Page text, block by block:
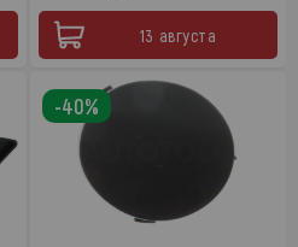
13 августа
-40%